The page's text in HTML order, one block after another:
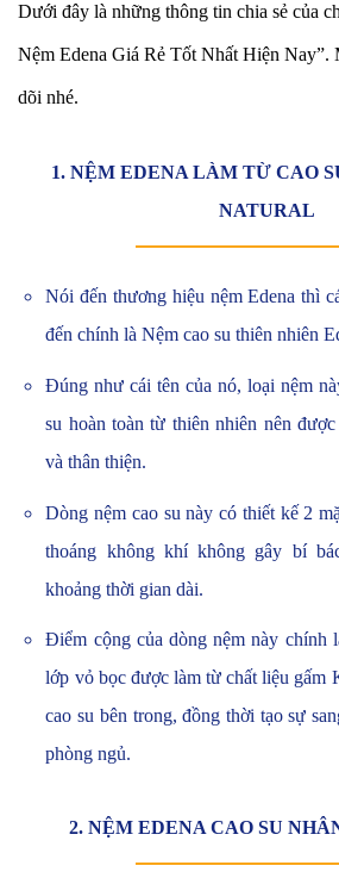
Dưới đây là những thông tin chia sẻ của
Nệm Edena Giá Rẻ Tốt Nhất Hiện Nay”.
dõi nhé.
1. NỆM EDENA LÀM TỪ CAO
NATURAL
Nói đến thương hiệu nệm Edena thì
đến chính là Nệm cao su thiên nhiên
Đúng như cái tên của nó, loại nệm
su hoàn toàn từ thiên nhiên nên
và thân thiện.
Dòng nệm cao su này có thiết kế 2
thoáng không khí không gây bí
khoảng thời gian dài.
Điểm cộng của dòng nệm này chính
lớp vỏ bọc được làm từ chất liệu gấm
cao su bên trong, đồng thời tạo sự
phòng ngủ.
2. NỆM EDENA CAO SU